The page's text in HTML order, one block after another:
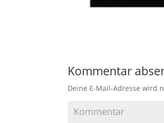
Kommentar
Deine E-Mail-Adresse wird